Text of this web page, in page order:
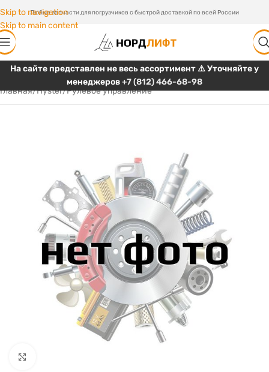
Skip to navigation
Skip to main content
Любые запчасти для погрузчиков с быстрой доставкой по всей России
На сайте представлен не весь ассортимент ⚠️ Уточняйте у
менеджеров+7 (812) 466-68-98
Главная/Hyster/Рулевое управление